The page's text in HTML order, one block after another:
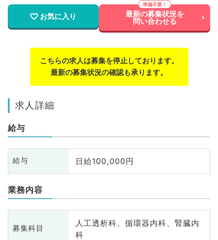
お気に入り 最新の募集状況を
問い合わせる
こちらの求人は募集を停止しております。
最新の募集状況の確認も承ります。
求人詳細
給与
給与 日給100,000円
業務内容
募集科目
人工透析科、循環器内科、腎臓内
科